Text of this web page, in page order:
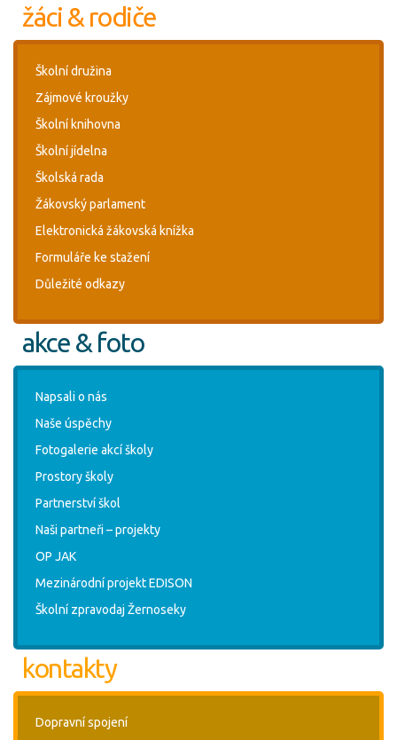
žáci & rodiče
Školní družina
Zájmové kroužky
Školní knihovna
Školní jídelna
Školská rada
Žákovský parlament
Elektronická žákovská knížka
Formuláře ke stažení
Důležité odkazy
akce & foto
Napsali o nás
Naše úspěchy
Fotogalerie akcí školy
Prostory školy
Partnerství škol
Naši partneři – projekty
OP JAK
Mezinárodní projekt EDISON
Školní zpravodaj Žernoseky
kontakty
Dopravní spojení